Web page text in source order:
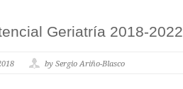
Geriatría 2018-2022
by Sergio Ariño-Blasco